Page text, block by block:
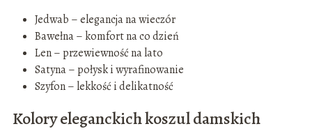
Jedwab – elegancja na wieczór
Bawełna – komfort na co dzień
Len – przewiewność na lato
Satyna – połysk i wyrafinowanie
Szyfon – lekkość i delikatność
Kolory eleganckich koszul damskich